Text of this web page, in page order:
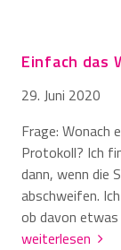
Einfach das
29. Juni 2020
Frage: Wonach
Protokoll? Ich
dann, wenn die
abschweifen.
ob davon
weiterlesen